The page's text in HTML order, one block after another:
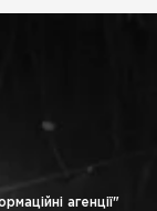
агенції"